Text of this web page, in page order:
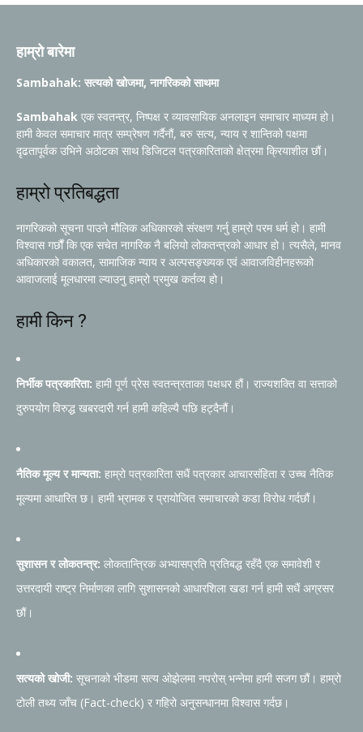
हाम्रो बारेमा
Sambahak: सत्यको खोजमा, नागरिकको साथमा
Sambahak एक स्वतन्त्र, निष्पक्ष र व्यावसायिक अनलाइन समाचार माध्यम हो।
हामी केवल समाचार मात्र सम्प्रेषण गर्दैनौं, बरु सत्य, न्याय र शान्तिको पक्षमा
दृढतापूर्वक उभिने अठोटका साथ डिजिटल पत्रकारिताको क्षेत्रमा क्रियाशील छौं।
हाम्रो प्रतिबद्धता
नागरिकको सूचना पाउने मौलिक अधिकारको संरक्षण गर्नु हाम्रो परम धर्म हो। हामी
विश्वास गर्छौं कि एक सचेत नागरिक नै बलियो लोकतन्त्रको आधार हो। त्यसैले, मानव
अधिकारको वकालत, सामाजिक न्याय र अल्पसङ्ख्यक एवं आवाजविहीनहरूको
आवाजलाई मूलधारमा ल्याउनु हाम्रो प्रमुख कर्तव्य हो।
हामी किन ?
निर्भीक पत्रकारिता: हामी पूर्ण प्रेस स्वतन्त्रताका पक्षधर हौं। राज्यशक्ति वा सत्ताको
दुरुपयोग विरुद्ध खबरदारी गर्न हामी कहिल्यै पछि हट्दैनौं।
नैतिक मूल्य र मान्यता: हाम्रो पत्रकारिता सधैं पत्रकार आचारसंहिता र उच्च नैतिक
मूल्यमा आधारित छ। हामी भ्रामक र प्रायोजित समाचारको कडा विरोध गर्दछौं।
सुशासन र लोकतन्त्र: लोकतान्त्रिक अभ्यासप्रति प्रतिबद्ध रहँदै एक समावेशी र
उत्तरदायी राष्ट्र निर्माणका लागि सुशासनको आधारशिला खडा गर्न हामी सधैं अग्रसर
छौं।
सत्यको खोजी: सूचनाको भीडमा सत्य ओझेलमा नपरोस् भन्नेमा हामी सजग छौं। हाम्रो
टोली तथ्य जाँच (Fact-check) र गहिरो अनुसन्धानमा विश्वास गर्दछ।